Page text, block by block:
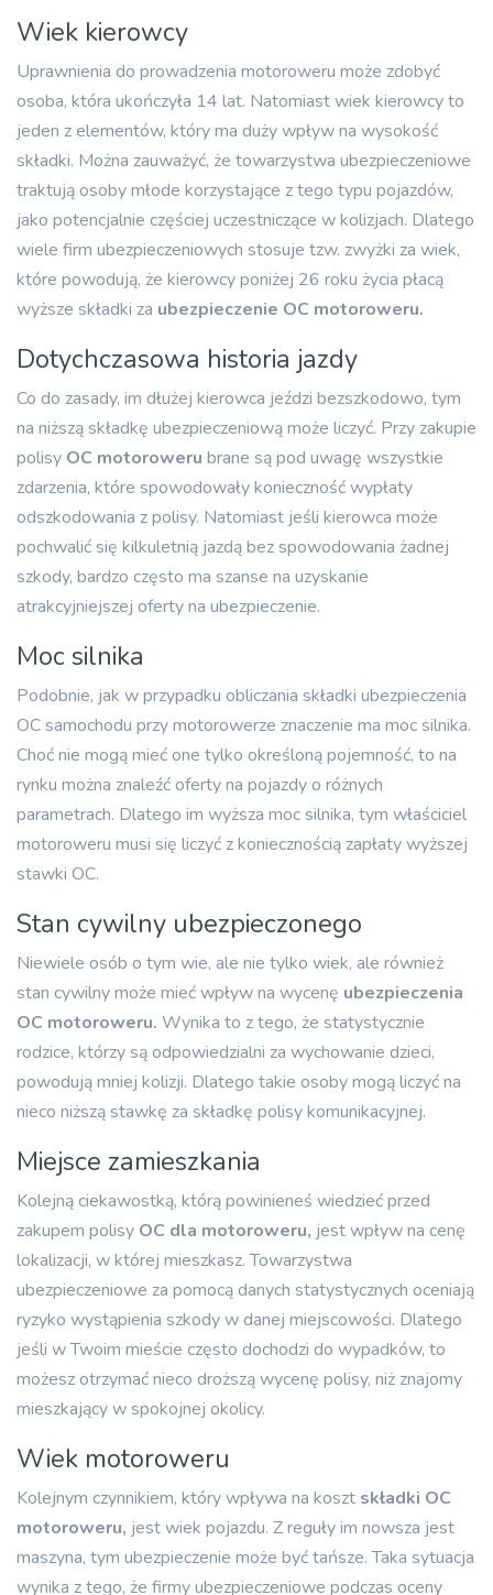
Wiek kierowcy
Uprawnienia do prowadzenia motoroweru może zdobyć
osoba, która ukończyła 14 lat. Natomiast wiek kierowcy to
jeden z elementów, który ma duży wpływ na wysokość
składki. Można zauważyć, że towarzystwa ubezpieczeniowe
traktują osoby młode korzystające z tego typu pojazdów,
jako potencjalnie częściej uczestniczące w kolizjach. Dlatego
wiele firm ubezpieczeniowych stosuje tzw. zwyżki za wiek,
które powodują, że kierowcy poniżej 26 roku życia płacą
wyższe składki za ubezpieczenie OC motoroweru.
Dotychczasowa historia jazdy
Co do zasady, im dłużej kierowca jeździ bezszkodowo, tym
na niższą składkę ubezpieczeniową może liczyć. Przy zakupie
polisy OC motoroweru brane są pod uwagę wszystkie
zdarzenia, które spowodowały konieczność wypłaty
odszkodowania z polisy. Natomiast jeśli kierowca może
pochwalić się kilkuletnią jazdą bez spowodowania żadnej
szkody, bardzo często ma szanse na uzyskanie
atrakcyjniejszej oferty na ubezpieczenie.
Moc silnika
Podobnie, jak w przypadku obliczania składki ubezpieczenia
OC samochodu przy motorowerze znaczenie ma moc silnika.
Choć nie mogą mieć one tylko określoną pojemność, to na
rynku można znaleźć oferty na pojazdy o różnych
parametrach. Dlatego im wyższa moc silnika, tym właściciel
motoroweru musi się liczyć z koniecznością zapłaty wyższej
stawki OC.
Stan cywilny ubezpieczonego
Niewiele osób o tym wie, ale nie tylko wiek, ale również
stan cywilny może mieć wpływ na wycenę ubezpieczenia
OC motoroweru. Wynika to z tego, że statystycznie
rodzice, którzy są odpowiedzialni za wychowanie dzieci,
powodują mniej kolizji. Dlatego takie osoby mogą liczyć na
nieco niższą stawkę za składkę polisy komunikacyjnej.
Miejsce zamieszkania
Kolejną ciekawostką, którą powinieneś wiedzieć przed
zakupem polisy OC dla motoroweru, jest wpływ na cenę
lokalizacji, w której mieszkasz. Towarzystwa
ubezpieczeniowe za pomocą danych statystycznych oceniają
ryzyko wystąpienia szkody w danej miejscowości. Dlatego
jeśli w Twoim mieście często dochodzi do wypadków, to
możesz otrzymać nieco droższą wycenę polisy, niż znajomy
mieszkający w spokojnej okolicy.
Wiek motoroweru
Kolejnym czynnikiem, który wpływa na koszt składki OC
motoroweru, jest wiek pojazdu. Z reguły im nowsza jest
maszyna, tym ubezpieczenie może być tańsze. Taka sytuacja
wynika z tego, że firmy ubezpieczeniowe podczas oceny